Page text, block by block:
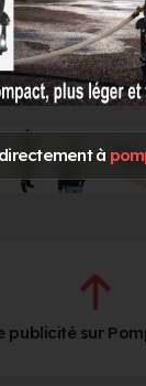
à
Grade : Lieutenant
à 17:31
le 13/01/2021 à
publicité sur